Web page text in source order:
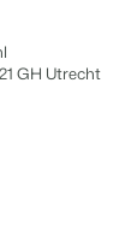
en un rien de
job de rêve !
derrière de
GH Utrecht